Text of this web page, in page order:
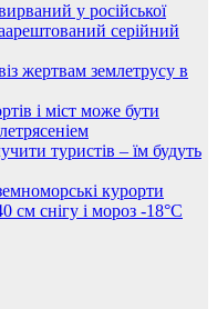
у російської
серійний
жертвам землетрусу в
і міст може бути
туристів – їм будуть
курорти
см снігу і мороз -18°C